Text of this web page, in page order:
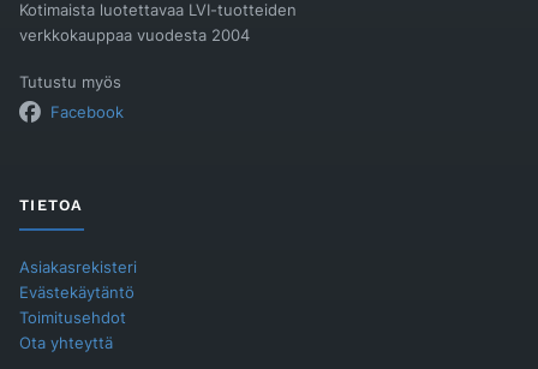
Kotimaista luotettavaa LVI-tuotteiden
verkkokauppaa vuodesta 2004
Tutustu myös
Facebook
TIETOA
Asiakasrekisteri
Evästekäytäntö
Toimitusehdot
Ota yhteyttä